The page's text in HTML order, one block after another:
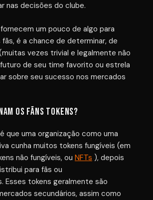
nas decisões do clube.
um pouco de algo para
é a chance de determinar, de
vezes trivial e legalmente não
de seu time favorito ou estrela
sobre seu sucesso nos mercados
os FÃNS TOKENS?
que uma organização como uma
cunha muitos tokens fungíveis (em
não fungíveis, ou NFTs ), depois
para fãs ou
Esses tokens geralmente são
secundários, assim como